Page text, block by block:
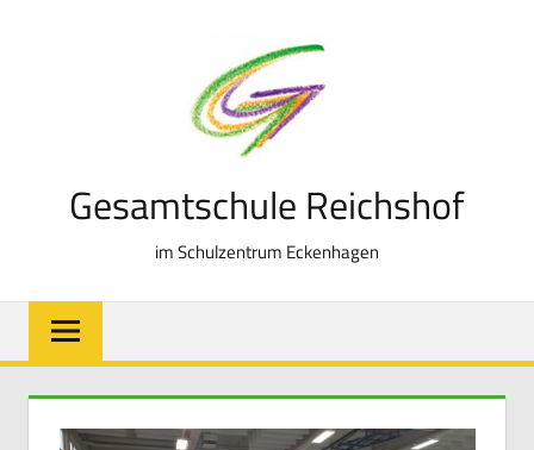
Gesamtschule Reichshof
im Schulzentrum Eckenhagen